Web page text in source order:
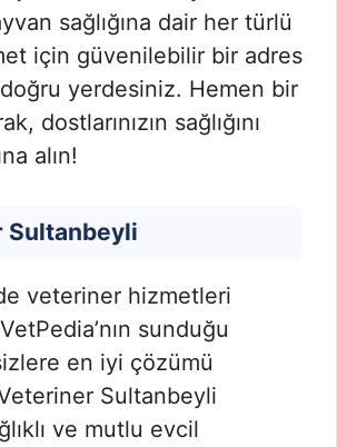
sağlığına dair her türlü
için güvenilebilir bir adres
doğru yerdesiniz. Hemen bir
dostlarınızın sağlığını
alın!
Sultanbeyli
veteriner hizmetleri
sunduğu
en iyi çözümü
Sultanbeyli
ve mutlu evcil